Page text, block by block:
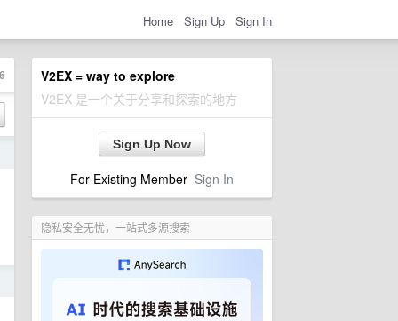
Home Sign Up Sign In
V2EX = way to explore
V2EX 是一个关于分享和探索的地方
Sign Up Now
For Existing Member Sign In
隐私安全无忧，一站式多源搜索